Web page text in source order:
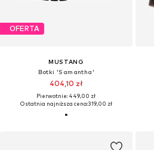
OFERTA
MUSTANG
Botki 'Samantha'
404,10 zł
Pierwotnie: 449,00 zł
Ostatnia najniższa cena:319,00 zł